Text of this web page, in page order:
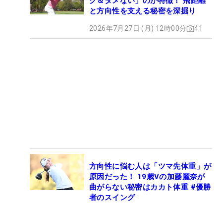
と方向性を支える秘密を深掘り
2026年7月27日 (月) 12時00分 41
方向性に悩む人は「ツマ先体重」が
原因だった！ 19歳Vの加藤麗奈が
曲がらない秘密はカカト体重 #優勝
者のスイング